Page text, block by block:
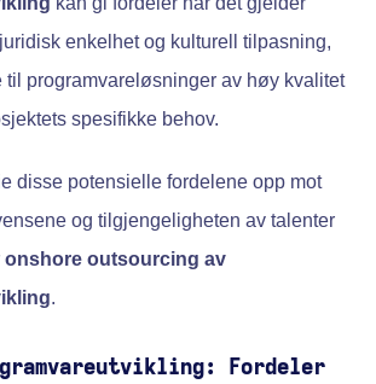
enkelhet og kulturell tilpasning,
til programvareløsninger av høy kvalitet
spesifikke behov.
disse potensielle fordelene opp mot
og tilgjengeligheten av talenter
onshore outsourcing av
.
Fordeler